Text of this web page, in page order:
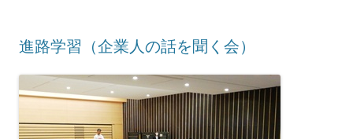
進路学習（企業人の話を聞く会）